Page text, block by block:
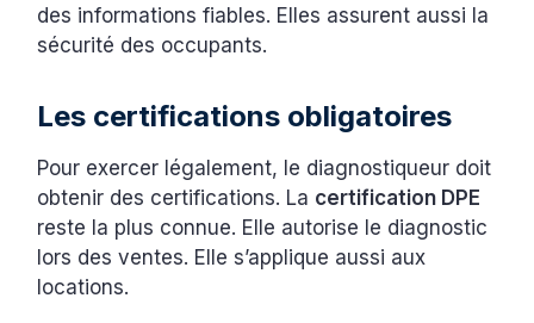
des informations fiables. Elles assurent aussi la
sécurité des occupants.
Les certifications obligatoires
Pour exercer légalement, le diagnostiqueur doit
obtenir des certifications. La certification DPE
reste la plus connue. Elle autorise le diagnostic
lors des ventes. Elle s’applique aussi aux
locations.